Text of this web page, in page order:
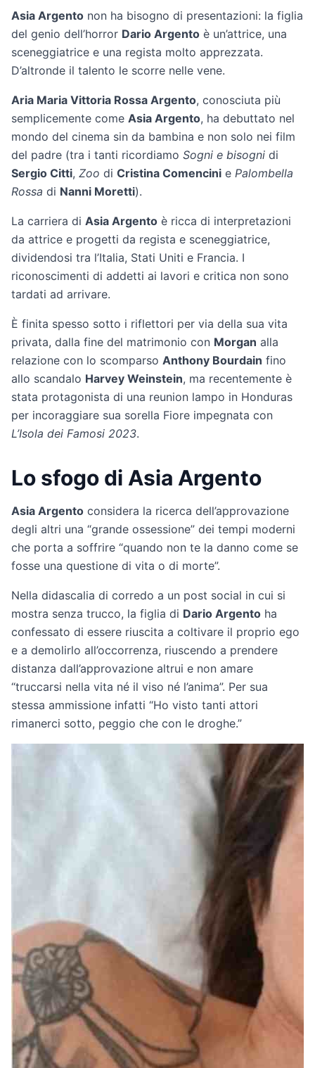
Asia Argento non ha bisogno di presentazioni: la figlia
del genio dell’horror Dario Argento è un’attrice, una
sceneggiatrice e una regista molto apprezzata.
D’altronde il talento le scorre nelle vene.
Aria Maria Vittoria Rossa Argento, conosciuta più
semplicemente come Asia Argento, ha debuttato nel
mondo del cinema sin da bambina e non solo nei film
del padre (tra i tanti ricordiamo Sogni e bisogni di
Sergio Citti, Zoo di Cristina Comencini e Palombella
Rossa di Nanni Moretti).
La carriera di Asia Argento è ricca di interpretazioni
da attrice e progetti da regista e sceneggiatrice,
dividendosi tra l’Italia, Stati Uniti e Francia. I
riconoscimenti di addetti ai lavori e critica non sono
tardati ad arrivare.
È finita spesso sotto i riflettori per via della sua vita
privata, dalla fine del matrimonio con Morgan alla
relazione con lo scomparso Anthony Bourdain fino
allo scandalo Harvey Weinstein, ma recentemente è
stata protagonista di una reunion lampo in Honduras
per incoraggiare sua sorella Fiore impegnata con
L’Isola dei Famosi 2023.
Lo sfogo di Asia Argento
Asia Argento considera la ricerca dell’approvazione
degli altri una “grande ossessione” dei tempi moderni
che porta a soffrire “quando non te la danno come se
fosse una questione di vita o di morte”.
Nella didascalia di corredo a un post social in cui si
mostra senza trucco, la figlia di Dario Argento ha
confessato di essere riuscita a coltivare il proprio ego
e a demolirlo all’occorrenza, riuscendo a prendere
distanza dall’approvazione altrui e non amare
“truccarsi nella vita né il viso né l’anima”. Per sua
stessa ammissione infatti “Ho visto tanti attori
rimanerci sotto, peggio che con le droghe.”